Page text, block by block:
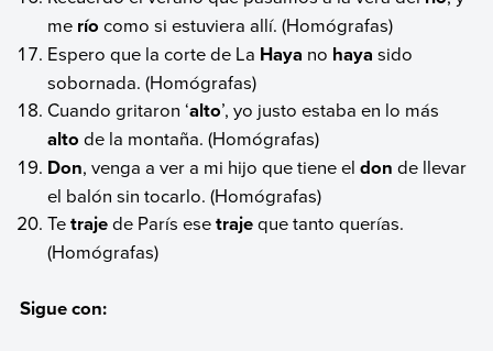
me ríocomo si estuviera allí. (Homógrafas)
Espero que la corte de La Haya no haya sido
sobornada. (Homógrafas)
Cuando gritaron ‘alto’, yo justo estaba en lo más
alto de la montaña. (Homógrafas)
Don, venga a ver a mi hijo que tiene eldon de llevar
el balón sin tocarlo. (Homógrafas)
Tetrajede París esetrajeque tanto querías.
(Homógrafas)
Sigue con: